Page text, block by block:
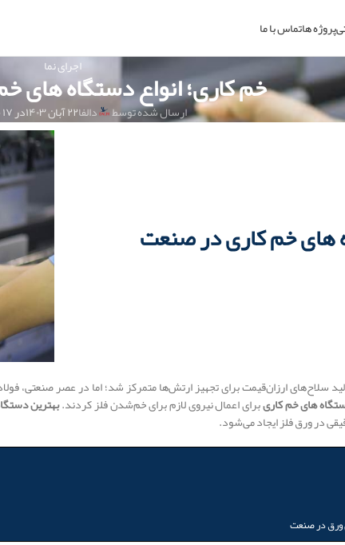
پروژه هاتماس با ما
اجرای نما
خم کاری؛ انواع دستگاه های
ارسال شده توسط دالفا۲۲ آبان ۱۴۰۳ در ۱۷ خرداد ۱۴۰۲
های خم کاری در صنعت
سلاح‌های ارزان‌قیمت برای تجهیز ارتش‌ها متمرکز شد؛ اما در عصر
های خم کاریبرای اعمال نیروی لازم برای خم‌شدن فلز کردند.بهترین
در ورق فلز ایجاد می‌شود.
ورق در صنعت